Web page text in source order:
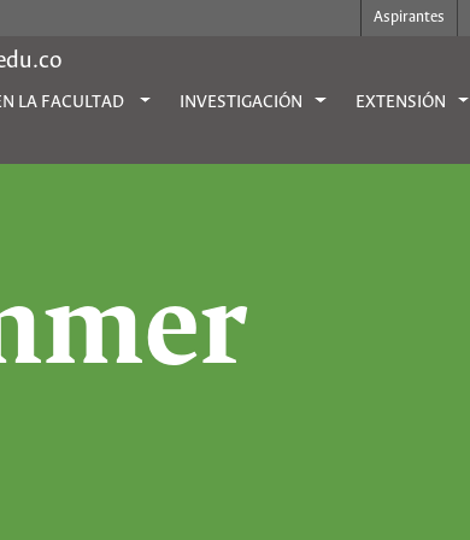
Aspirantes
LA FACULTAD INVESTIGACIÓN EXTENSIÓN